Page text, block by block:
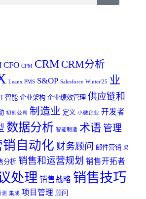
CFO CPM CRMCRM分析
Leanx PMS S&OP Salesforce Winter'25
业
智能 企业架构 企业绩效管理 供应链和
初创公司 制造业 定义 小微企业 开发者
数据分析 智能制造 术语 管理
销自动化 财务顾问 邮件营销 采
分析 销售和运营规划 销售开拓者
处理 销售战略 销售技巧
测 集成 项目管理 顾问